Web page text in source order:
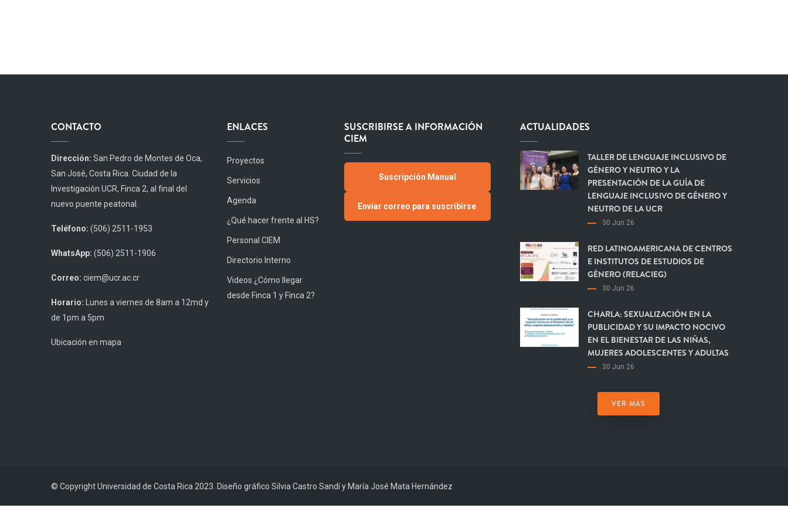
CONTACTO
Dirección: San Pedro de Montes de Oca,
San José, Costa Rica. Ciudad de la
Investigación UCR, Finca 2, al final del
nuevo puente peatonal.
Teléfono: (506) 2511-1953
WhatsApp: (506) 2511-1906
Correo: ciem@ucr.ac.cr
Horario: Lunes a viernes de 8am a 12md y
de 1pm a 5pm
Ubicación en mapa
ENLACES
Proyectos
Servicios
Agenda
¿Qué hacer frente al HS?
Personal CIEM
Directorio Interno
Videos ¿Cómo llegar
desde Finca 1 y Finca 2?
SUSCRIBIRSE A INFORMACIÓN
CIEM
Suscripción Manual
Enviar correo para suscribirse
ACTUALIDADES
TALLER DE LENGUAJE INCLUSIVO DE
GÉNERO Y NEUTRO Y LA
PRESENTACIÓN DE LA GUÍA DE
LENGUAJE INCLUSIVO DE GÉNERO Y
NEUTRO DE LA UCR
30 Jun 26
RED LATINOAMERICANA DE CENTROS
E INSTITUTOS DE ESTUDIOS DE
GÉNERO (RELACIEG)
30 Jun 26
CHARLA: SEXUALIZACIÓN EN LA
PUBLICIDAD Y SU IMPACTO NOCIVO
EN EL BIENESTAR DE LAS NIÑAS,
MUJERES ADOLESCENTES Y ADULTAS
30 Jun 26
VER MÁS
© Copyright Universidad de Costa Rica 2023. Diseño gráfico Silvia Castro Sandí y María José Mata Hernández